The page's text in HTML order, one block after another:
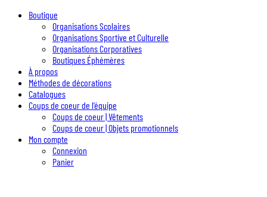
Boutique
Organisations Scolaires
Organisations Sportive et Culturelle
Organisations Corporatives
Boutiques Éphémères
À propos
Méthodes de décorations
Catalogues
Coups de coeur de l’équipe
Coups de coeur | Vêtements
Coups de coeur | Objets promotionnels
Mon compte
Connexion
Panier